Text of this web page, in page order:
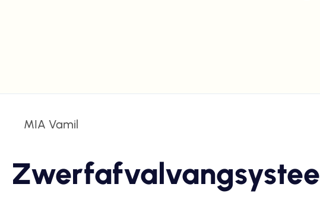
MIA Vamil